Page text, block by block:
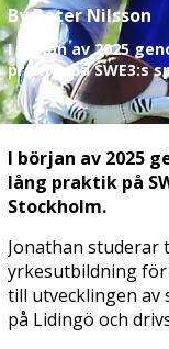
By Peter Nilsson
I början av 2025
praktik på SWE3:s
I början av 2025
lång praktik på
Stockholm.
Jonathan
yrkesutbildning
till utvecklingen av
på Lidingö och